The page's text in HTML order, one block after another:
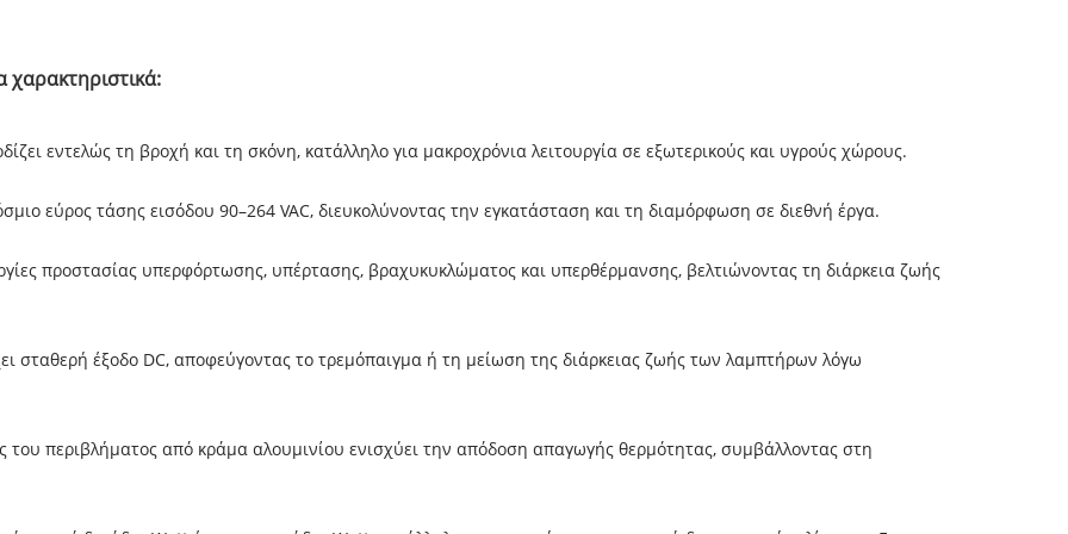
εντελώς τη βροχή και τη σκόνη, κατάλληλο για μακροχρόνια λειτουργία σε εξωτερικούς και υγρούς χώρους.
εύρος τάσης εισόδου 90–264 VAC, διευκολύνοντας την εγκατάσταση και τη διαμόρφωση σε διεθνή έργα.
προστασίας υπερφόρτωσης, υπέρτασης, βραχυκυκλώματος και υπερθέρμανσης, βελτιώνοντας τη διάρκεια ζωής
σταθερή έξοδο DC, αποφεύγοντας το τρεμόπαιγμα ή τη μείωση της διάρκειας ζωής των λαμπτήρων λόγω
του περιβλήματος από κράμα αλουμινίου ενισχύει την απόδοση απαγωγής θερμότητας, συμβάλλοντας στη